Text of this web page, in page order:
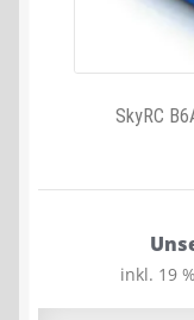
SkyRC
Preis
war:
inkl. 19